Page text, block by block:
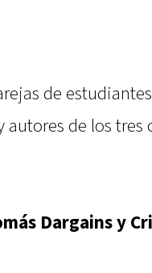
de
de los tres
Dargains y